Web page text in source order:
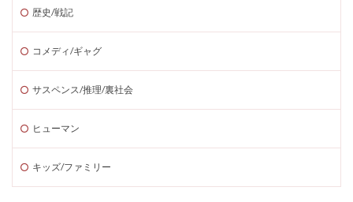
歴史/戦記
コメディ/ギャグ
サスペンス/推理/裏社会
ヒューマン
キッズ/ファミリー